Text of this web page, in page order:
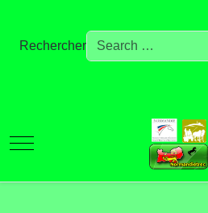
Rechercher
Mobile Menu Toggle